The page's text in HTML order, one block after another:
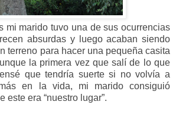
mi marido tuvo una de sus ocurrencias
absurdas y luego acaban siendo
terreno para hacer una pequeña casita
la primera vez que salí de lo que
que tendría suerte si no volvía a
en la vida, mi marido consiguió
este era “nuestro lugar”.